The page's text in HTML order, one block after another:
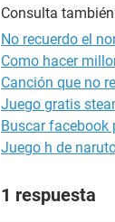
Consulta
No recuerdo el
Como hacer
Canción que no
Juego gratis
Buscar facebook
Juego h de
1 respuesta